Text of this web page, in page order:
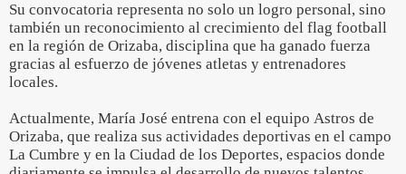
Su convocatoria representa no solo un logro personal, sino
también un reconocimiento al crecimiento del flag football
en la región de Orizaba, disciplina que ha ganado fuerza
gracias al esfuerzo de jóvenes atletas y entrenadores
locales.
Actualmente, María José entrena con el equipo Astros de
Orizaba, que realiza sus actividades deportivas en el campo
La Cumbre y en la Ciudad de los Deportes, espacios donde